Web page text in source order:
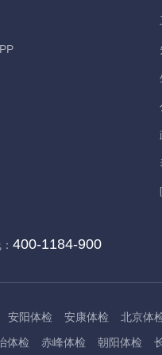
400-1184-900
安阳体检 安康体检 北京体
体检 赤峰体检 朝阳体检